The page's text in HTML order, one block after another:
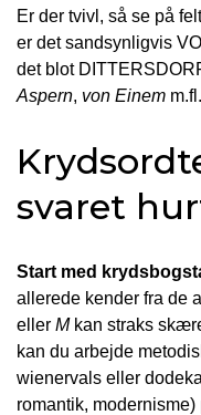
Er der tvivl, så se på
er det sandsynligvis
det blot
Aspern, von Einem m.fl.
svaret
Start med
allerede kender fra de
eller Mkan straks
kan du arbejde
wienervals eller
romantik,